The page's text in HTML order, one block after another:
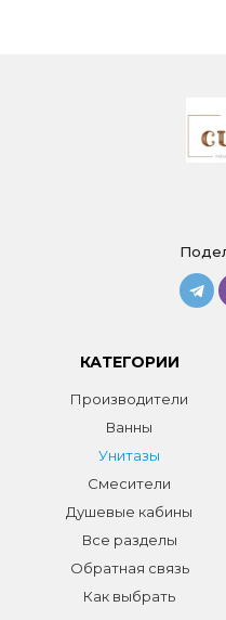
КАТЕГОРИИ
Производители
Ванны
Унитазы
Смесители
Душевые кабины
Все разделы
Обратная связь
Как выбрать